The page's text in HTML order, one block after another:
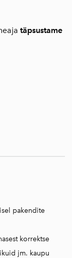
täpsustame
pakendite
korrektse
jm. kaupu